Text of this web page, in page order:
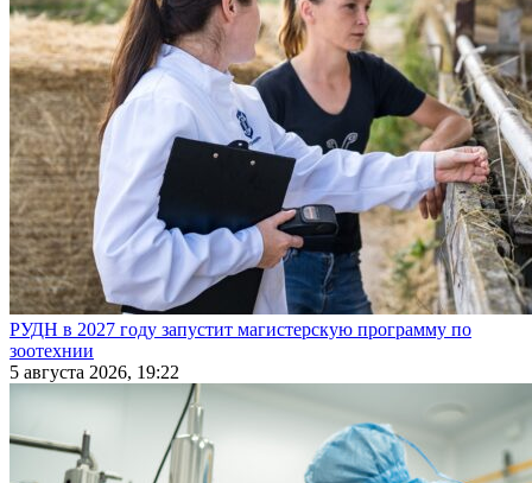
РУДН в 2027 году запустит магистерскую программу по
зоотехнии
5 августа 2026, 19:22